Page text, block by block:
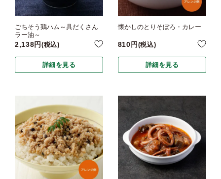
ごちそう鶏ハム～具だくさん
ラー油～
2,138 税込
詳細を見る
懐かしのとりそぼろ・カレー
810 税込
詳細を見る